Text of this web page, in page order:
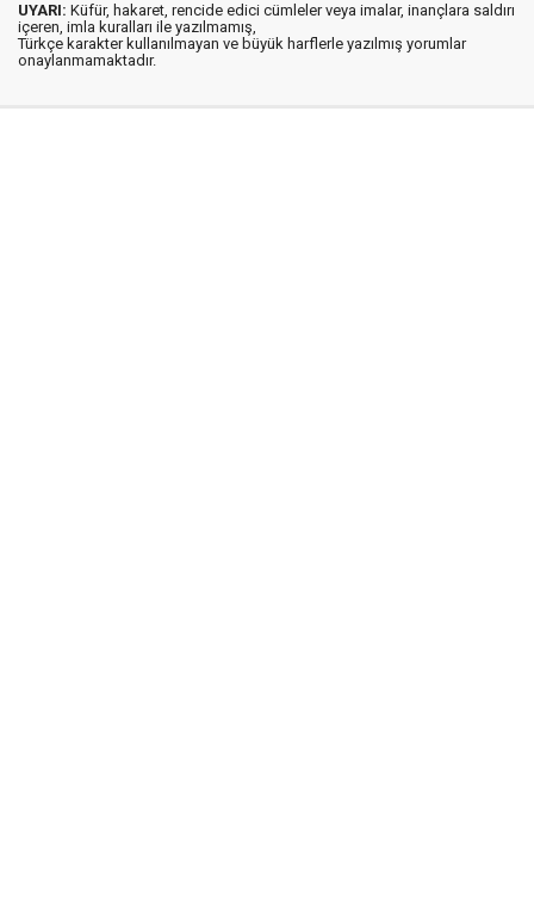
UYARI: Küfür, hakaret, rencide edici cümleler veya imalar, inançlara saldırı
içeren, imla kuralları ile yazılmamış,
Türkçe karakter kullanılmayan ve büyük harflerle yazılmış yorumlar
onaylanmamaktadır.